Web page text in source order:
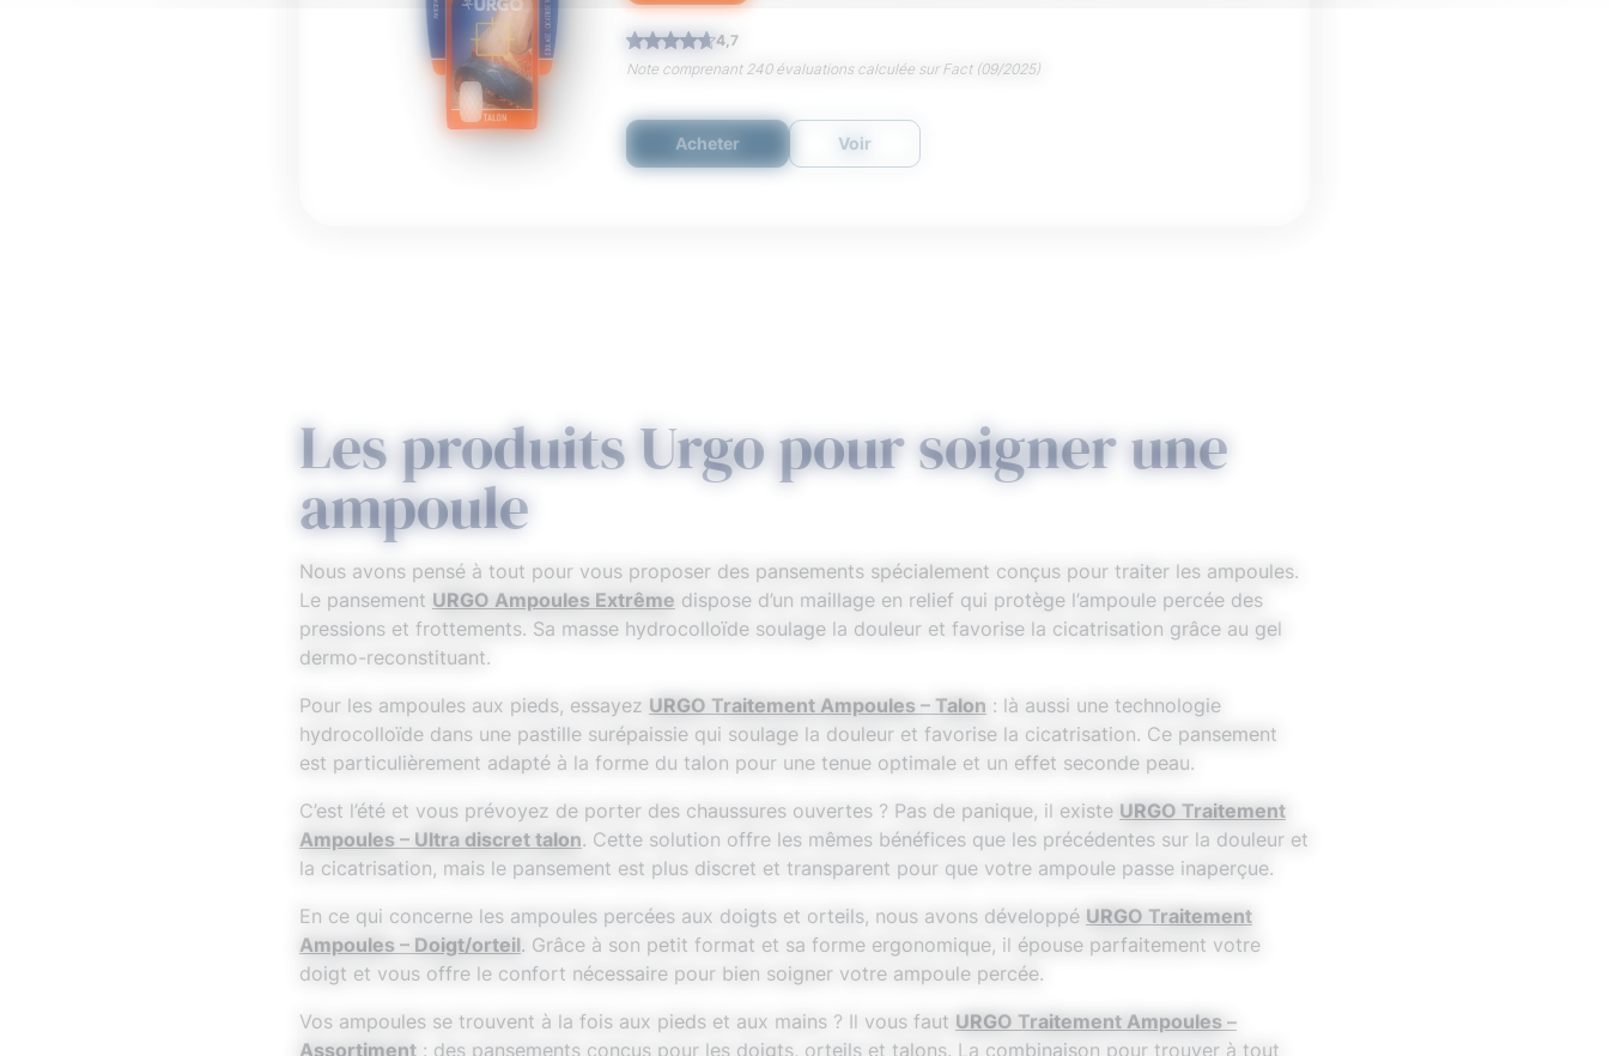
4,7
Note comprenant 240 évaluations calculée sur Fact (09/2025)
Acheter Voir
Les produits Urgo pour soigner une
ampoule
Nous avons pensé à tout pour vous proposer des pansements spécialement conçus pour traiter les ampoules.
Le pansement URGO Ampoules Extrême dispose d’un maillage en relief qui protège l’ampoule percée des
pressions et frottements. Sa masse hydrocolloïde soulage la douleur et favorise la cicatrisation grâce au gel
dermo-reconstituant.
Pour les ampoules aux pieds, essayez URGO Traitement Ampoules – Talon : là aussi une technologie
hydrocolloïde dans une pastille surépaissie qui soulage la douleur et favorise la cicatrisation. Ce pansement
est particulièrement adapté à la forme du talon pour une tenue optimale et un effet seconde peau.
C’est l’été et vous prévoyez de porter des chaussures ouvertes ? Pas de panique, il existe URGO Traitement
Ampoules – Ultra discret talon. Cette solution offre les mêmes bénéfices que les précédentes sur la douleur et
la cicatrisation, mais le pansement est plus discret et transparent pour que votre ampoule passe inaperçue.
En ce qui concerne les ampoules percées aux doigts et orteils, nous avons développé URGO Traitement
Ampoules – Doigt/orteil. Grâce à son petit format et sa forme ergonomique, il épouse parfaitement votre
doigt et vous offre le confort nécessaire pour bien soigner votre ampoule percée.
Vos ampoules se trouvent à la fois aux pieds et aux mains ? Il vous faut URGO Traitement Ampoules –
Assortiment : des pansements conçus pour les doigts, orteils et talons. La combinaison pour trouver à tout